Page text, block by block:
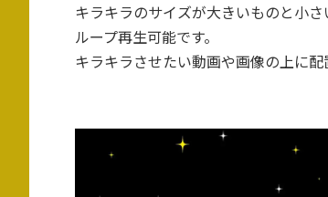
キラキラのサイズが大きいものと小さ
ループ再生可能です。
キラキラさせたい動画や画像の上に